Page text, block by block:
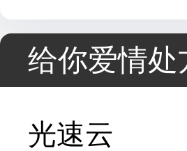
给你爱情
光速云